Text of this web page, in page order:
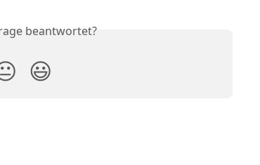
beantwortet?
😃